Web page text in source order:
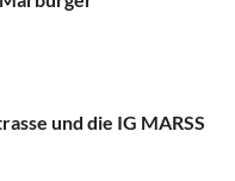
und die IG MARSS